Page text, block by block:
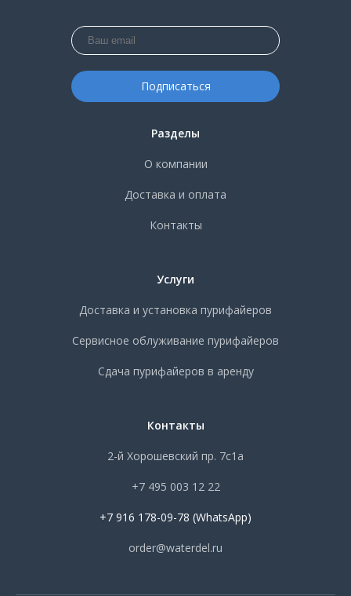
Разделы
О компании
Доставка и оплата
Контакты
Услуги
Доставка и установка пурифайеров
Сервисное облуживание пурифайеров
Сдача пурифайеров в аренду
Контакты
2-й Хорошевский пр. 7с1а
+7 495 003 12 22
+7 916 178-09-78 (WhatsApp)
order@waterdel.ru